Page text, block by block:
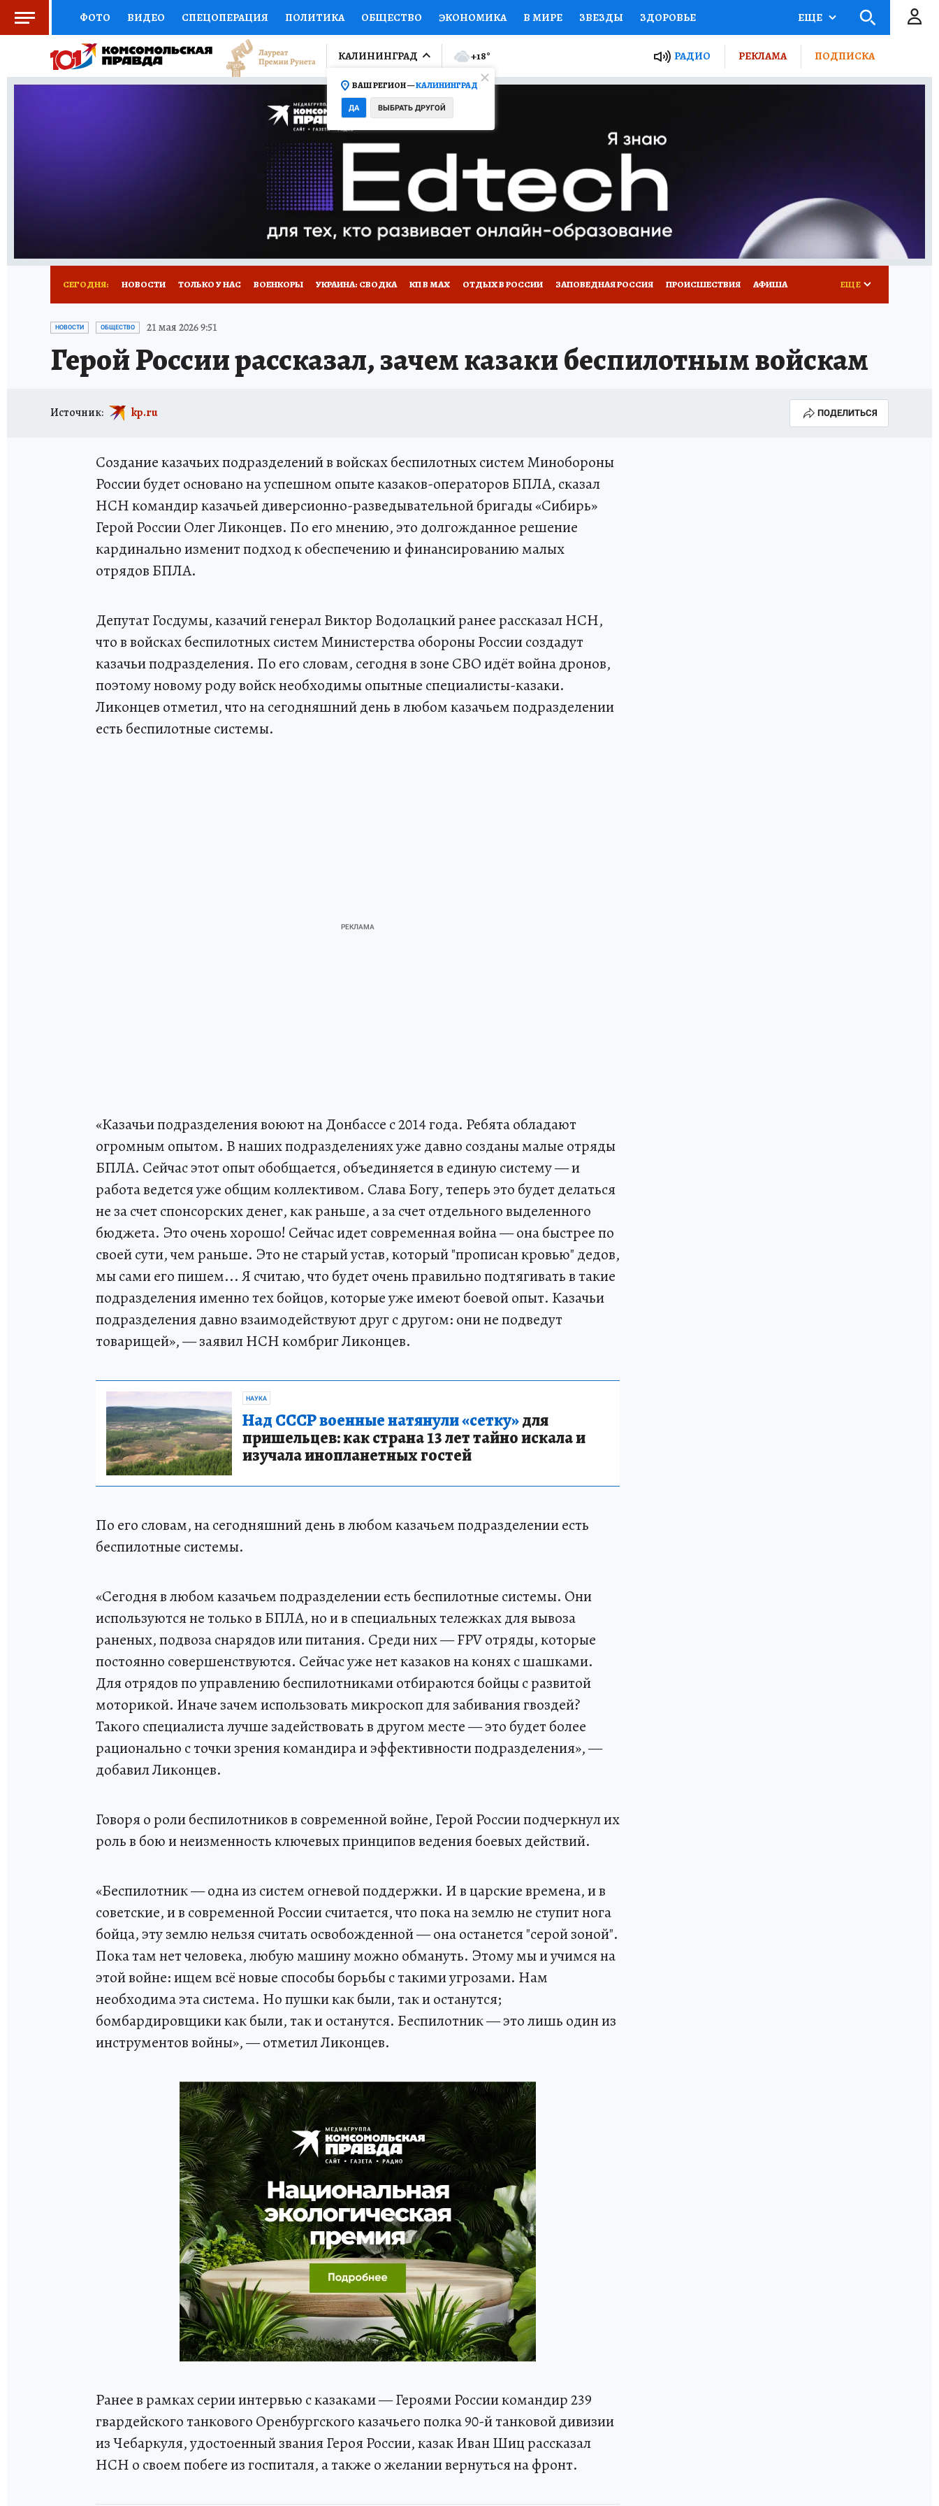
ФОТО ВИДЕО СПЕЦОПЕРАЦИЯ ПОЛИТИКА ОБЩЕСТВО ЭКОНОМИКА В МИРЕ ЗВЕЗДЫ ЗДОРОВЬЕ
СОЦПОДДЕРЖКА НАУКА СПОРТ КОЛУМНИСТЫ ПРОИСШЕСТВИЯ НАЦИОНАЛЬНЫЕ ПРОЕКТЫ РОССИИ
ВЫБОР ЭКСПЕРТОВ ДОКТОР ФИНАНСЫ ОТКРЫВАЕМ МИР Я ЗНАЮ СЕМЬЯ ЖЕНСКИЕ СЕКРЕТЫ ПУТЕВОДИТЕЛЬ
ПРОГНОЗЫ НА СПОРТ ПРОМОКОДЫ СЕРИАЛЫ
ТЕЛЕВИЗОР КОЛЛЕКЦИИ КОНКУРСЫ ГИД ПОТРЕБИТЕЛЯ
НОВОЕ НА САЙТЕ
ЕЩЕ
КАЛИНИНГРАД
ВАШ РЕГИОН —КАЛИНИНГРАД
ДА ВЫБРАТЬ ДРУГОЙ
+18° РАДИО РЕКЛАМА ПОДПИСКА
СЕГОДНЯ: НОВОСТИ ТОЛЬКО У НАС ВОЕНКОРЫ УКРАИНА: СВОДКА КП В МАХ ОТДЫХ В РОССИИ ЗАПОВЕДНАЯ РОССИЯ ПРОИСШЕСТВИЯ АФИША
ИСПЫТАНО НА СЕБЕ
ЕЩЕ
НОВОСТИ ОБЩЕСТВО 21 мая 2026 9:51
Герой России рассказал, зачем казаки беспилотным войскам
Источник: kp.ru ПОДЕЛИТЬСЯ
Создание казачьих подразделений в войсках беспилотных систем Минобороны
России будет основано на успешном опыте казаков-операторов БПЛА, сказал
НСН командир казачьей диверсионно-разведывательной бригады «Сибирь»
Герой России Олег Ликонцев. По его мнению, это долгожданное решение
кардинально изменит подход к обеспечению и финансированию малых
отрядов БПЛА.
Депутат Госдумы, казачий генерал Виктор Водолацкий ранее рассказал НСН,
что в войсках беспилотных систем Министерства обороны России создадут
казачьи подразделения. По его словам, сегодня в зоне СВО идёт война дронов,
поэтому новому роду войск необходимы опытные специалисты-казаки.
Ликонцев отметил, что на сегодняшний день в любом казачьем подразделении
есть беспилотные системы.
«Казачьи подразделения воюют на Донбассе с 2014 года. Ребята обладают
огромным опытом. В наших подразделениях уже давно созданы малые отряды
БПЛА. Сейчас этот опыт обобщается, объединяется в единую систему — и
работа ведется уже общим коллективом. Слава Богу, теперь это будет делаться
не за счет спонсорских денег, как раньше, а за счет отдельного выделенного
бюджета. Это очень хорошо! Сейчас идет современная война — она быстрее по
своей сути, чем раньше. Это не старый устав, который "прописан кровью" дедов,
мы сами его пишем... Я считаю, что будет очень правильно подтягивать в такие
подразделения именно тех бойцов, которые уже имеют боевой опыт. Казачьи
подразделения давно взаимодействуют друг с другом: они не подведут
товарищей», — заявил НСН комбриг Ликонцев.
НАУКА
Над СССР военные натянули «сетку»для
пришельцев: как страна 13 лет тайно искала и
изучала инопланетных гостей
По его словам, на сегодняшний день в любом казачьем подразделении есть
беспилотные системы.
«Сегодня в любом казачьем подразделении есть беспилотные системы. Они
используются не только в БПЛА, но и в специальных тележках для вывоза
раненых, подвоза снарядов или питания. Среди них — FPV отряды, которые
постоянно совершенствуются. Сейчас уже нет казаков на конях с шашками.
Для отрядов по управлению беспилотниками отбираются бойцы с развитой
моторикой. Иначе зачем использовать микроскоп для забивания гвоздей?
Такого специалиста лучше задействовать в другом месте — это будет более
рационально с точки зрения командира и эффективности подразделения», —
добавил Ликонцев.
Говоря о роли беспилотников в современной войне, Герой России подчеркнул их
роль в бою и неизменность ключевых принципов ведения боевых действий.
«Беспилотник — одна из систем огневой поддержки. И в царские времена, и в
советские, и в современной России считается, что пока на землю не ступит нога
бойца, эту землю нельзя считать освобожденной — она останется "серой зоной".
Пока там нет человека, любую машину можно обмануть. Этому мы и учимся на
этой войне: ищем всё новые способы борьбы с такими угрозами. Нам
необходима эта система. Но пушки как были, так и останутся;
бомбардировщики как были, так и останутся. Беспилотник — это лишь один из
инструментов войны», — отметил Ликонцев.
Ранее в рамках серии интервью с казаками — Героями России командир 239
гвардейского танкового Оренбургского казачьего полка 90-й танковой дивизии
из Чебаркуля, удостоенный звания Героя России, казак Иван Шиц рассказал
НСН о своем побеге из госпиталя, а также о желании вернуться на фронт.